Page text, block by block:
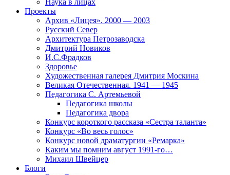
Наука в лицах
Проекты
Архив «Лицея». 2000 — 2003
Русский Север
Архитектура Петрозаводска
Дмитрий Новиков
И.С.Фрадков
Здоровье
Художественная галерея Дмитрия Москина
Великая Отечественная. 1941 — 1945
Педагогика С. Артемьевой
Педагогика школы
Педагогика двора
Конкурс короткого рассказа «Сестра таланта»
Конкурс «Во весь голос»
Конкурс новой драматургии «Ремарка»
Каким мы помним август 1991-го…
Михаил Швейцер
Блоги